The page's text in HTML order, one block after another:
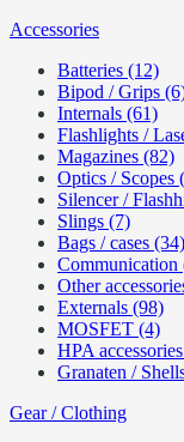
Accessories
Batteries (12)
Bipod / Grips
Internals (61)
Flashlights /
Magazines (82)
Optics / Scopes
Silencer /
Slings (7)
Bags / cases (34)
Communication
Other
Externals (98)
MOSFET (4)
HPA
Granaten /
Gear / Clothing